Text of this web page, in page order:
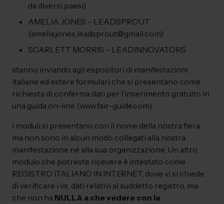
da diversi paesi)
AMELIA JONES – LEADSPROUT
(amelia.jones.leadsprout@gmail.com)
SCARLETT MORRIS – LEADINNOVATORS
stanno inviando agli espositori di manifestazioni
italiane ed estere formulari che si presentano come
richiesta di conferma dati per l’inserimento gratuito in
una guida on-line (www.fair-guide.com).
I moduli si presentano con il nome della nostra fiera,
ma non sono in alcun modo collegati alla nostra
manifestazione né alla sua organizzazione. Un altro
modulo che potreste ricevere è intestato come
REGISTRO ITALIANO IN INTERNET, dove vi si chiede
di verificare i vs. dati relativi al suddetto registro, ma
che non ha NULLA a che vedere con la